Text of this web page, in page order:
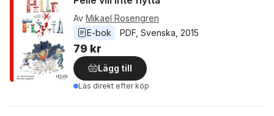
Av Mikael Rosengren
E-bok
PDF Svenska 2015
79 kr
Lägg till
Läs direkt efter köp